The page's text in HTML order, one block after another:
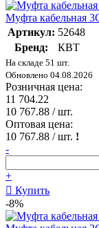
Муфта кабельная
Артикул: 52648
Бренд:
КВТ
На складе 51 шт.
Обновлено 04.08.2026
Розничная цена:
11 704.22
10 767.88 / шт.
Оптовая цена:
10 767.88 / шт. !
-
+
Купить
-8%